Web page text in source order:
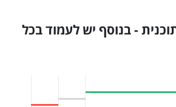
- בנוסף יש לעמוד בכל